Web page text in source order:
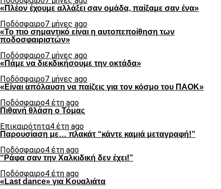
«Πλέον έχουμε αλλάξει σαν ομάδα, παίξαμε σαν ένα»
Ποδόσφαιρο7 μήνες ago
«Το πιο σημαντικό είναι η αυτοπεποίθηση των
ποδοσφαιριστών»
Ποδόσφαιρο7 μήνες ago
«Πάμε να διεκδικήσουμε την οκτάδα»
Ποδόσφαιρο7 μήνες ago
«Είναι απόλαυση να παίζεις για τον κόσμο του ΠΑΟΚ»
Ποδόσφαιρο4 έτη ago
Πιθανή θλάση ο Τόμας
Επικαιρότητα4 έτη ago
Παρουσίαση με… πλακάτ “κάντε καμιά μεταγραφή!”
Ποδόσφαιρο4 έτη ago
“Ράφα σαν την Χαλκιδική δεν έχει!”
Ποδόσφαιρο4 έτη ago
«Last dance» για Κουαλιάτα